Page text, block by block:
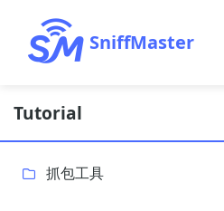
SniffMaster
Tutorial
抓包工具